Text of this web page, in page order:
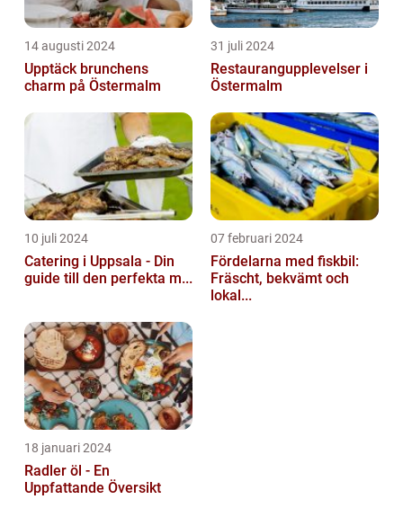
14 augusti 2024
Upptäck brunchens
charm på Östermalm
31 juli 2024
Restaurangupplevelser i
Östermalm
10 juli 2024
Catering i Uppsala - Din
guide till den perfekta m...
07 februari 2024
Fördelarna med fiskbil:
Fräscht, bekvämt och
lokal...
18 januari 2024
Radler öl - En
Uppfattande Översikt